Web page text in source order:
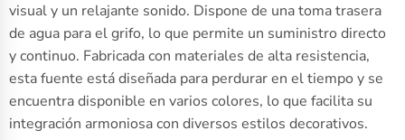
visual y un relajante sonido. Dispone de una toma trasera
de agua para el grifo, lo que permite un suministro directo
y continuo. Fabricada con materiales de alta resistencia,
esta fuente está diseñada para perdurar en el tiempo y se
encuentra disponible en varios colores, lo que facilita su
integración armoniosa con diversos estilos decorativos.